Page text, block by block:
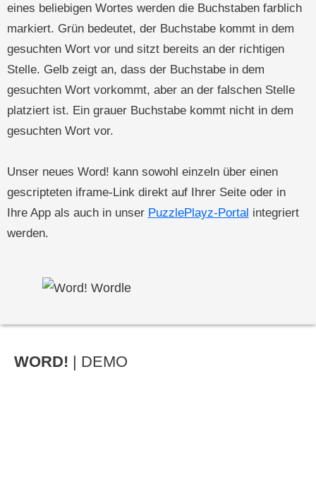
eines beliebigen Wortes werden die Buchstaben farblich
markiert. Grün bedeutet, der Buchstabe kommt in dem
gesuchten Wort vor und sitzt bereits an der richtigen
Stelle. Gelb zeigt an, dass der Buchstabe in dem
gesuchten Wort vorkommt, aber an der falschen Stelle
platziert ist. Ein grauer Buchstabe kommt nicht in dem
gesuchten Wort vor.
Unser neues Word! kann sowohl einzeln über einen
gescripteten iframe-Link direkt auf Ihrer Seite oder in
Ihre App als auch in unser PuzzlePlayz-Portal integriert
werden.
WORD! | DEMO